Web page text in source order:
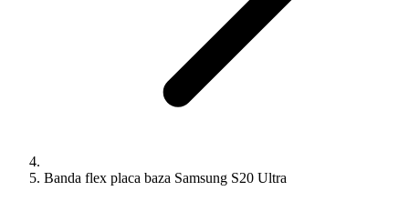
Banda flex placa baza Samsung S20 Ultra